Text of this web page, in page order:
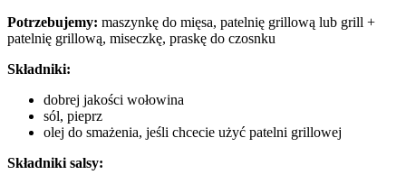
Potrzebujemy: maszynkę do mięsa, patelnię grillową lub grill +
patelnię grillową, miseczkę, praskę do czosnku
Składniki:
dobrej jakości wołowina
sól, pieprz
olej do smażenia, jeśli chcecie użyć patelni grillowej
Składniki salsy: